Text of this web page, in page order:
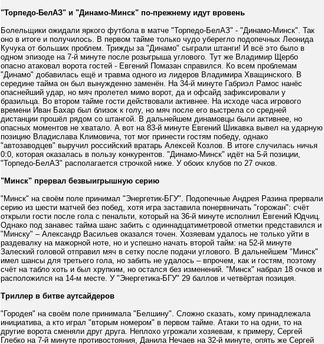
"Торпедо-БелАЗ" и "Динамо-Минск" по-прежнему идут вровень
Болельщики ожидали яркого футбола в матче "Торпедо-БелАЗ" - "Динамо-Минск". Так
оно в итоге и получилось. В первом тайме только чудо уберегло подопечных Леонида
Кучука от больших проблем. Трижды за "Динамо" сыграли штанги! И всё это было в
одном эпизоде на 7-й минуте после розыгрыша углового. Тут же Владимир Щербо
опасно атаковал ворота гостей - Евгений Помазан справился. Ко всем проблемам
"Динамо" добавилась ещё и травма одного из лидеров Владимира Хващинского. В
середине тайма он был вынужденно заменён. На 34-й минуте Габриэл Рамос нанёс
опаснейший удар, но мяч пролетел мимо ворот, да и офсайд зафиксировали у
бразильца. Во втором тайме гости действовали активнее. На исходе часа игрового
времени Иван Бахар был близок к голу, но мяч после его выстрела со средней
дистанции прошёл рядом со штангой. В дальнейшем динамовцы были активнее, но
опасных моментов не хватало. А вот на 83-й минуте Евгений Шикавка вывел на ударную
позицию Владислава Климовича, тот мог принести гостям победу, однако
"автозаводцев" выручил российский вратарь Алексей Козлов. В итоге случилась ничья
0:0, которая оказалась в пользу конкурентов. "Динамо-Минск" идёт на 5-й позиции,
"Торпедо-БелАЗ" располагается строчкой ниже. У обоих клубов по 27 очков.
"Минск" прервал безвыигрышную серию
"Минск" на своём поле принимал "Энергетик-БГУ". Подопечные Андрея Разина прервали
серию из шести матчей без побед, хотя игра заставила понервничать "горожан": счёт
открыли гости после гола с пенальти, который на 36-й минуте исполнил Евгений Юдчиц.
Однако под занавес тайма шанс забить с одиннадцатиметровой отметки представился и
"Минску" – Александр Васильев оказался точен. Хозяевам удалось не только уйти в
раздевалку на мажорной ноте, но и успешно начать второй тайм: на 52-й минуте
Залеский головой отправил мяч в сетку после подачи углового. В дальнейшем "Минск"
имел шансы для третьего гола, но забить не удалось – впрочем, как и гостям, поэтому
счёт на табло хоть и был хрупким, но остался без изменений. "Минск" набрал 18 очков и
расположился на 14-м месте. У "Энергетика-БГУ" 29 баллов и четвёртая позиция.
Триллер в битве аутсайдеров
"Городея" на своём поле принимала "Белшину". Сложно сказать, кому принадлежала
инициатива, а кто играл "вторым номером" в первом тайме. Атаки то на одни, то на
другие ворота сменяли друг друга. Неплохо угрожали хозяевам, к примеру, Сергей
Глебко на 7-й минуте противостояния, Данила Нечаев на 32-й минуте, опять же Сергей